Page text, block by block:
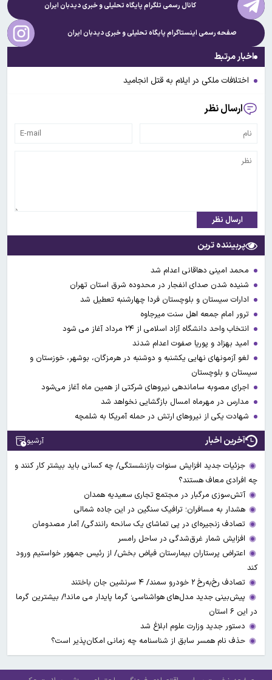
کانال رسمی تلگرام پایگاه تحلیلی و خبریدیدبان ایران
صفحه رسمی اینستاگرام پایگاه تحلیلی و خبریدیدبان ایران
اخبار مرتبط
اختلافات ملکی در ایلام به قتل انجامید
ارسال نظر
ارسال نظر
پربیننده ترین
محمد امینی دهاقانی اعدام شد
شنیده شدن صدای انفجار در محدوده شرق استان تهران
ادارات سیستان و بلوچستان فردا چهارشنبه تعطیل شد
ترور امام جمعه اهل سنت میرجاوه
انتخاب واحد دانشگاه آزاد اسلامی از ۲۴ مرداد آغاز می شود
امید بهزاد و پوریا صفوت اعدام شدند
لغو آزمونهای نهایی یکشنبه و دوشنبه در هرمزگان، بوشهر، خوزستان و
سیستان و بلوچستان
اجرای مصوبه ساماندهی نیرو‌های شرکتی از همین ماه آغاز می‌شود
مدارس در مهرماه امسال بازگشایی نخواهد شد
شهادت یکی از نیروهای ارتش در حمله آمریکا به شلمچه
آخرین اخبار آرشیو
جزئیات جدید افزایش سنوات بازنشستگی/ چه کسانی باید بیشتر کار کنند و
چه افرادی معاف هستند؟
آتش‌سوزی مرگبار در مجتمع تجاری سعیدیه همدان
هشدار به مسافران؛ ترافیک سنگین در این جاده شمالی
تصادف زنجیره‌ای در پی تماشای یک سانحه رانندگی/ آمار مصدومان
افزایش شمار غرق‌شدگی در ساحل رامسر
اعتراض پرستاران بیمارستان فیاض بخش/ از رئیس جمهور خواستیم ورود
کند
تصادف رخ‌به‌رخ ۲ خودرو سمند/ ۴ سرنشین جان باختند
پیش‌بینی جدید مدل‌های هواشناسی؛ گرما پایدار می ماند!/ بیشترین گرما
در این ۶ استان
دستور جدید وزارت علوم ابلاغ شد
حذف نام همسر سابق از شناسنامه چه زمانی امکان‌پذیر است؟